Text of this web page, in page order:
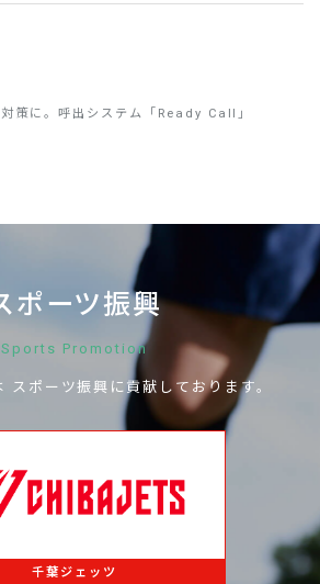
策に。呼出システム「Ready Call」
ポーツ振興
Sports Promotion
スポーツ振興に貢献しております。
千葉ジェッツ